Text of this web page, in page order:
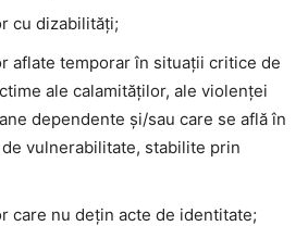
cu dizabilități;
aflate temporar în situații critice de
ale calamităţilor, ale violenţei
dependente şi/sau care se află în
vulnerabilitate, stabilite prin
care nu dețin acte de identitate;